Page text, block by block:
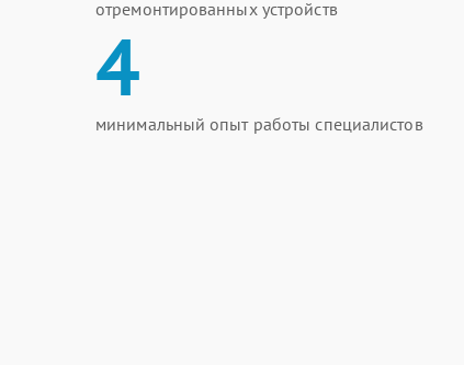
отремонтированных устройств
4
минимальный опыт работы специалистов